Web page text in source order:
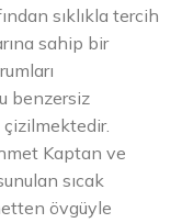
sıklıkla tercih
sahip bir
benzersiz
Kaptan ve
sıcak
övgüyle